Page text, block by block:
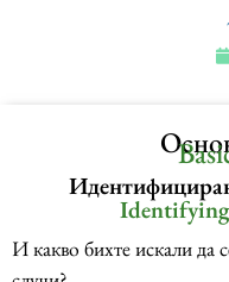
И какво бихте искали да